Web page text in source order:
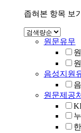
좁혀본 항목 보
원문유무
음성지원
원문제공